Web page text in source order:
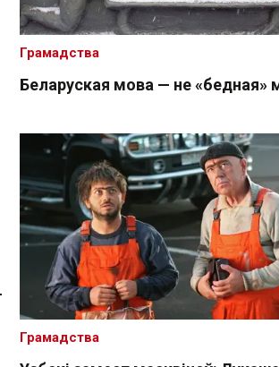
Спасылка без VPN
Беларуская мова — не «бедная»
Грамадства
Грамадства